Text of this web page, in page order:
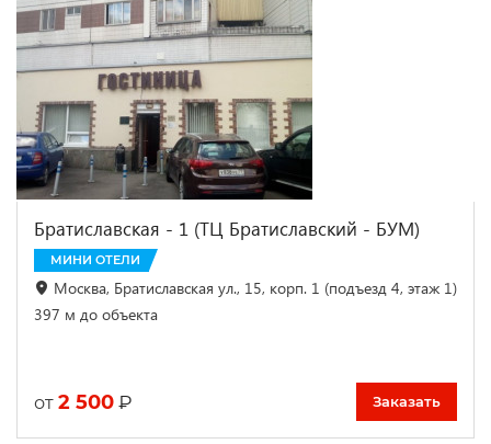
Братиславская - 1 (ТЦ Братиславский - БУМ)
МИНИ ОТЕЛИ
Москва, Братиславская ул., 15, корп. 1 (подъезд 4, этаж 1)
397 м до объекта
от 2 500 ₽ Заказать